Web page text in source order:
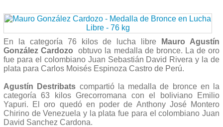
En la categoría 76 kilos de lucha libre
Mauro Agustín
González Cardozo obtuvo la medalla de bronce. La de oro
fue para el colombiano Juan Sebastián David Rivera y la de
plata para Carlos Moisés Espinoza Castro de Perú.
Agustín Destribats compartió la medalla de bronce en la
categoría 63 kilos Grecorromana con el boliviano Emilio
Yapuri. El oro quedó en poder de Anthony José Montero
Chirino de Venezuela y la plata fue para el colombiano Juan
David Sanchez Cardona.